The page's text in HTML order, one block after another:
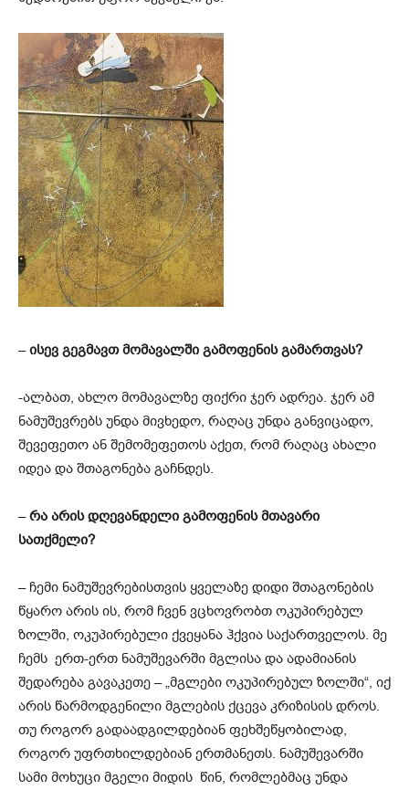
–ისევ გეგმავთ მომავალში გამოფენის გამართვას?
-ალბათ, ახლო მომავალზე ფიქრი ჯერ ადრეა. ჯერ ამ
ნამუშევრებს უნდა მივხედო, რაღაც უნდა განვიცადო,
შევეფეთო ან შემომეფეთოს აქეთ, რომ რაღაც ახალი
იდეა და შთაგონება გაჩნდეს.
–რა არის დღევანდელი გამოფენის მთავარი
სათქმელი?
– ჩემი ნამუშევრებისთვის ყველაზე დიდი შთაგონების
წყარო არის ის, რომ ჩვენ ვცხოვრობთ ოკუპირებულ
ზოლში, ოკუპირებული ქვეყანა ჰქვია საქართველოს. მე
ჩემს ერთ-ერთ ნამუშევარში მგლისა და ადამიანის
შედარება გავაკეთე –„მგლები ოკუპირებულ ზოლში“, იქ
არის წარმოდგენილი მგლების ქცევა კრიზისის დროს.
თუ როგორ გადაადგილდებიან ფეხშეწყობილად,
როგორ უფრთხილდებიან ერთმანეთს. ნამუშევარში
სამი მოხუცი მგელი მიდის წინ, რომლებმაც უნდა